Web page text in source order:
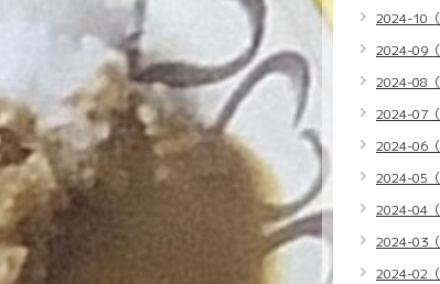
2024-10（
2024-09（
2024-08（
2024-07（
2024-06（
2024-05（
2024-04（
2024-03（
2024-02（